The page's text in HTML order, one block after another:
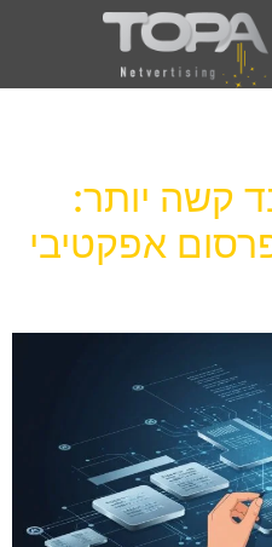
קשה יותר:
אפקטיבי